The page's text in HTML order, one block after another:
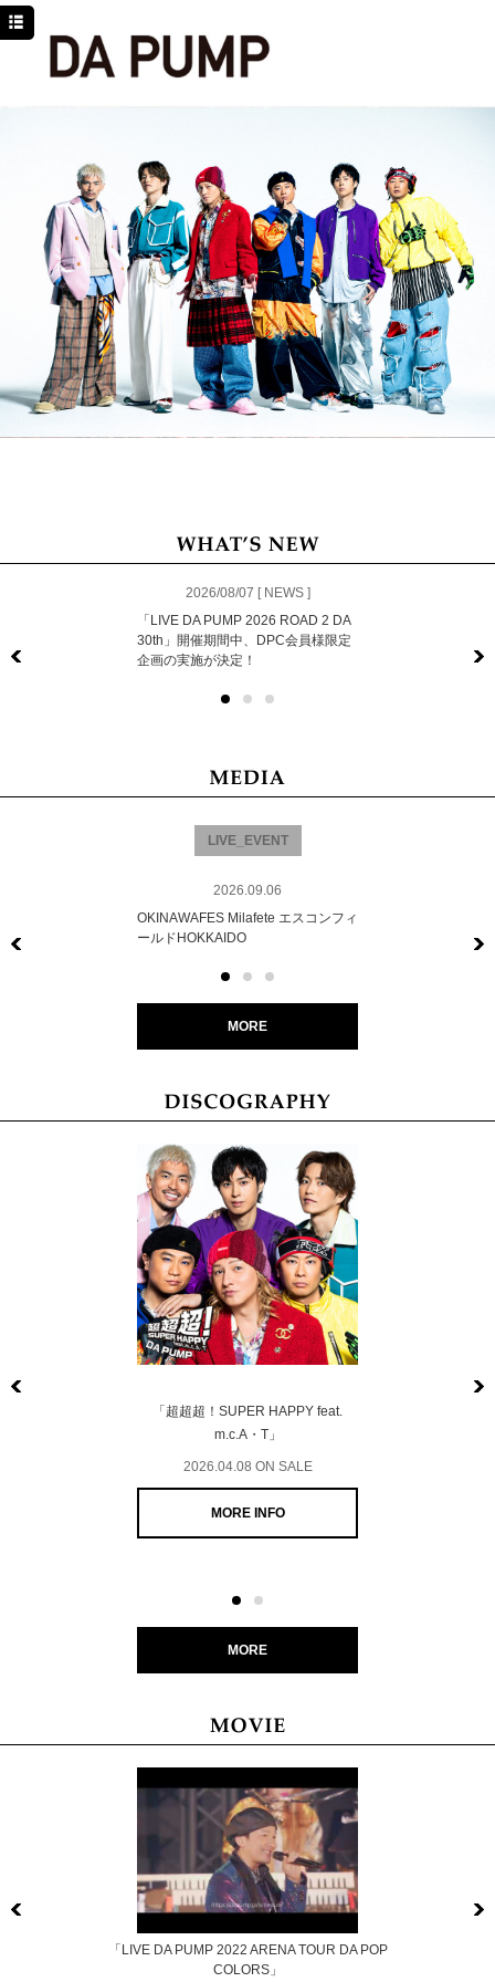
2026/08/07 [ NEWS ]
「LIVE DA PUMP 2026 ROAD 2 DA
30th」開催期間中、DPC会員様限定
企画の実施が決定！
LIVE_EVENT
2026.09.06
OKINAWAFES Milafete エスコンフィ
ールドHOKKAIDO
MORE
「超超超！SUPER HAPPY feat.
m.c.A・T」
2026.04.08 ON SALE
MORE INFO
MORE
「LIVE DA PUMP 2022 ARENA TOUR DA POP
COLORS」
NEWS
PROFILE
MOVIE
LINE
YouTube
BLOG
Facebook
Twitter
DPC